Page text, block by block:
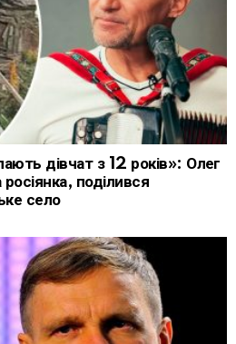
дівчат з 12 років»: Олег
поділився
село